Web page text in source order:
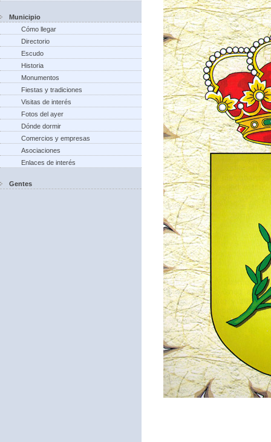
Municipio
Cómo llegar
Directorio
Escudo
Historia
Monumentos
Fiestas y tradiciones
Visitas de interés
Fotos del ayer
Dónde dormir
Comercios y empresas
Asociaciones
Enlaces de interés
Gentes